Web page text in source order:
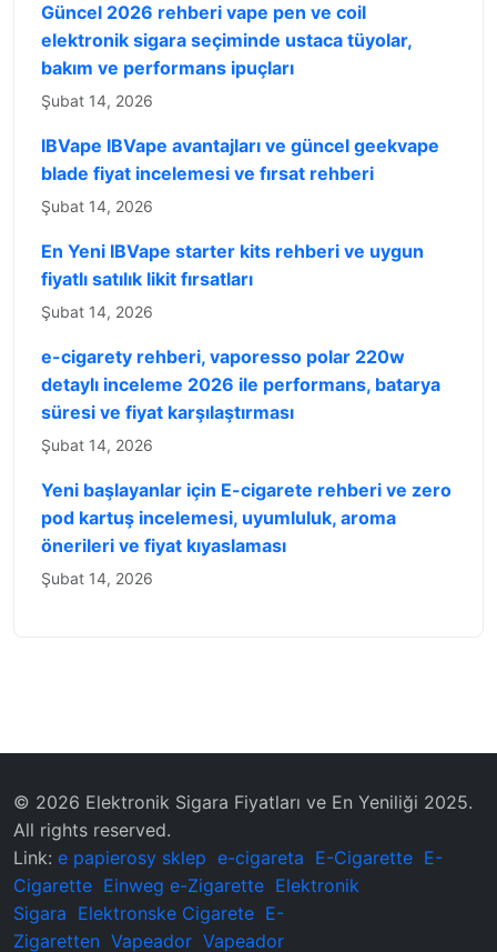
Güncel 2026 rehberi vape pen ve coil
elektronik sigara seçiminde ustaca tüyolar,
bakım ve performans ipuçları
Şubat 14, 2026
IBVape IBVape avantajları ve güncel geekvape
blade fiyat incelemesi ve fırsat rehberi
Şubat 14, 2026
En Yeni IBVape starter kits rehberi ve uygun
fiyatlı satılık likit fırsatları
Şubat 14, 2026
e-cigarety rehberi, vaporesso polar 220w
detaylı inceleme 2026 ile performans, batarya
süresi ve fiyat karşılaştırması
Şubat 14, 2026
Yeni başlayanlar için E-cigarete rehberi ve zero
pod kartuş incelemesi, uyumluluk, aroma
önerileri ve fiyat kıyaslaması
Şubat 14, 2026
© 2026 Elektronik Sigara Fiyatları ve En Yeniliği 2025.
All rights reserved.
Link: e papierosy sklep e-cigareta E-Cigarette E-
Cigarette Einweg e-Zigarette Elektronik
Sigara Elektronske Cigarete E-
Zigaretten Vapeador Vapeador